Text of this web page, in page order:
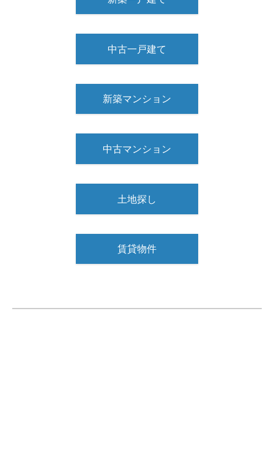
中古一戸建て
新築マンション
中古マンション
土地探し
賃貸物件